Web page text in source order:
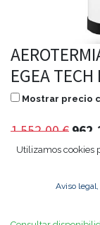
EGEA
Mostrar precio
1.552,00€
Utilizamos cookies
Aviso